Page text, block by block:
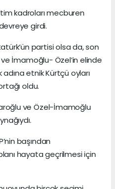
kadroları mecburen
girdi.
partisi olsa da, son
ve İmamoğlu- Özel’in elinde
etnik Kürtçü oyları
oldu.
ve Özel-İmamoğlu
başından
hayata geçrilmesi için